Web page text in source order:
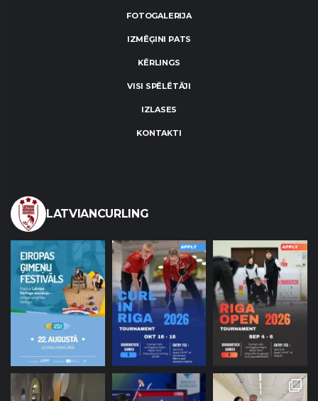
FOTOGALERIJA
IZMĒĢINI PATS
KĒRLINGS
VISI SPĒLĒTĀJI
IZLASES
KONTAKTI
LATVIANCURLING